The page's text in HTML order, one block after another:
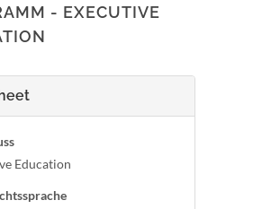
- EXECUTIVE
Education